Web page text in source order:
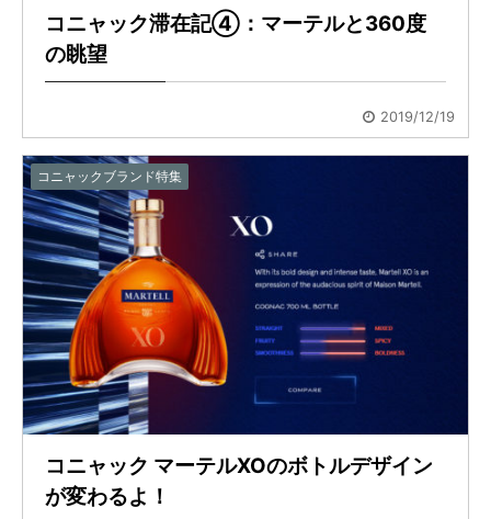
コニャック滞在記④：マーテルと360度
の眺望
2019/12/19
コニャックブランド特集
コニャック マーテルXOのボトルデザイン
が変わるよ！